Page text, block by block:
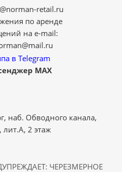
retail.ru
по аренде
на e-mail:
в Telegram
MAX
наб. Обводного канала,
лит.А, 2 этаж
ЧЕРЕЗМЕРНОЕ